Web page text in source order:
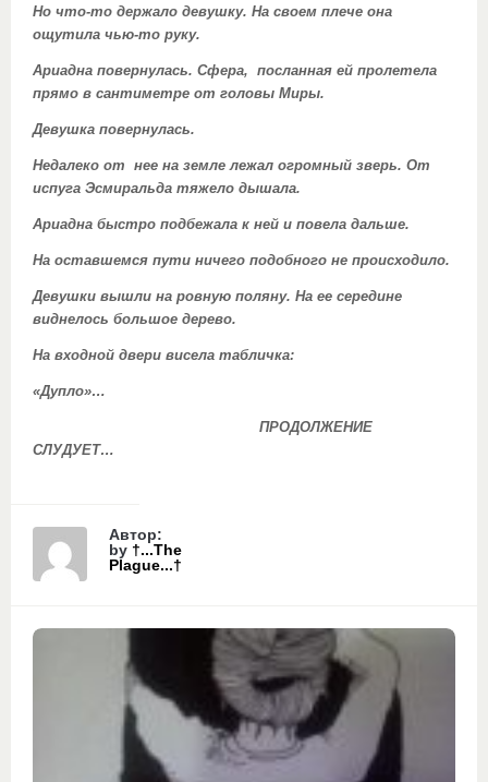
Но что-то держало девушку. На своем плече она
ощутила чью-то руку.
Ариадна повернулась. Сфера, посланная ей пролетела
прямо в сантиметре от головы Миры.
Девушка повернулась.
Недалеко от нее на земле лежал огромный зверь. От
испуга Эсмиральда тяжело дышала.
Ариадна быстро подбежала к ней и повела дальше.
На оставшемся пути ничего подобного не происходило.
Девушки вышли на ровную поляну. На ее середине
виднелось большое дерево.
На входной двери висела табличка:
«Дупло»…
ПРОДОЛЖЕНИЕ
СЛУДУЕТ…
Автор:
by †...The
Plague...†